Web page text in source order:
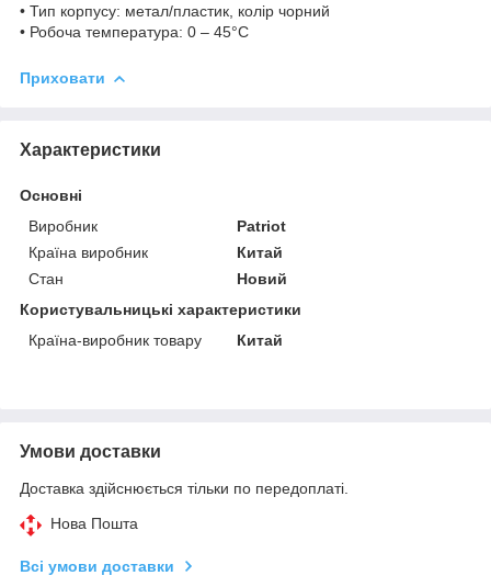
• Тип корпусу: метал/пластик, колір чорний
• Робоча температура: 0 – 45°С
Приховати
Характеристики
Основні
Виробник
Patriot
Країна виробник
Китай
Стан
Новий
Користувальницькі характеристики
Країна-виробник товару
Китай
Умови доставки
Доставка здійснюється тільки по передоплаті.
Нова Пошта
Всі умови доставки